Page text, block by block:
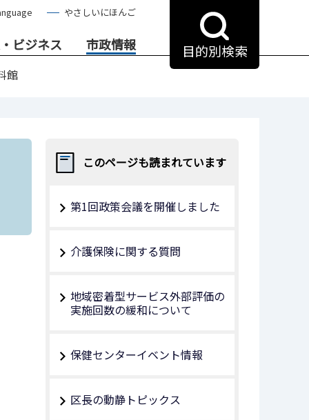
やさしいにほんご
ビジネス 市政情報 目的別検索
館
このページも読まれています
第1回政策会議を開催しました
介護保険に関する質問
地域密着型サービス外部評価の
実施回数の緩和について
保健センターイベント情報
区長の動静トピックス